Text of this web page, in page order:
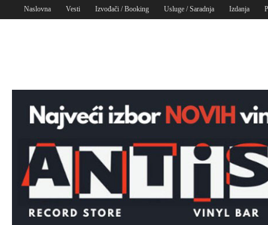
Naslovna Vesti Izvođači / Booking Usluge / Saradnja Izdanja